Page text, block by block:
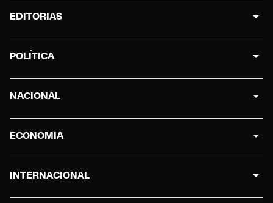
EDITORIAS
POLÍTICA
NACIONAL
ECONOMIA
INTERNACIONAL